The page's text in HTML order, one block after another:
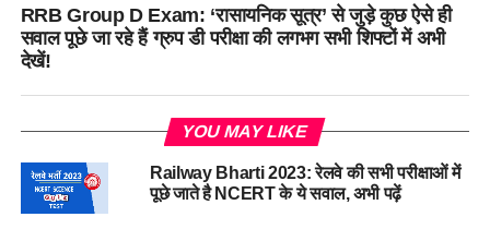
RRB Group D Exam: ‘रासायनिक सूत्र’ से जुड़े कुछ ऐसे ही
सवाल पूछे जा रहे हैं ग्रुप डी परीक्षा की लगभग सभी शिफ्टों में अभी
देखें!
YOU MAY LIKE
Railway Bharti 2023: रेलवे की सभी परीक्षाओं में
पूछे जाते है NCERT के ये सवाल, अभी पढ़ें